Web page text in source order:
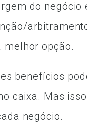
do
melhor opção.
benefícios
caixa. Mas
negócio.